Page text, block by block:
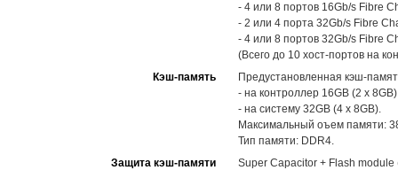
- 4 или 8 портов 16Gb/s Fibre
- 2 или 4 порта 32Gb/s Fibre
- 4 или 8 портов 32Gb/s Fibre
(Всего до 10 хост-портов на
Кэш-память
Предустановленная кэш-
- на контроллер 16GB (2 x
- на систему 32GB (4 x 8GB).
Максимальный оъем памяти:
Тип памяти: DDR4.
Защита кэш-памяти
Super Capacitor + Flash